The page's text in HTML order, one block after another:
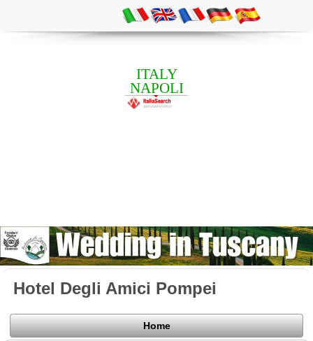
ITALY
NAPOLI
Hotel Degli Amici Pompei
Home